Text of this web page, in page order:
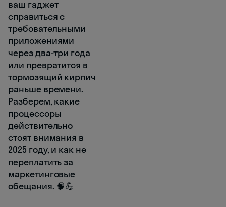
ваш гаджет
справиться с
требовательными
приложениями
через два-три года
или превратится в
тормозящий кирпич
раньше времени.
Разберем, какие
процессоры
действительно
стоят внимания в
2025 году, и как не
переплатить за
маркетинговые
обещания. 🧠💪